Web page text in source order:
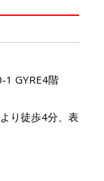
1 GYRE4階
り徒歩4分、表